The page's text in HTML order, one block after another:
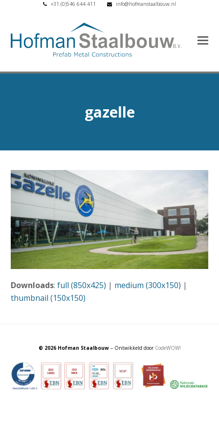
+31 (0)546 644 411 info@hofmanstaalbouw.nl
gazelle
Downloads:full (850x425) | medium (300x150) |
thumbnail (150x150)
© 2026 Hofman Staalbouw– Ontwikkeld door CodeWOW!